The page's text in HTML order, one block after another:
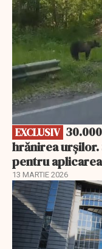
EXCLUSIV
hrănirea urșilor.
pentru
13 MARTIE 2026